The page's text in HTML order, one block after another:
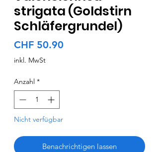
strigata (Goldstirn
Schläfergrundel)
CHF 50.90
inkl. MwSt
Anzahl *
Nicht verfügbar
Benachrichtigen lassen